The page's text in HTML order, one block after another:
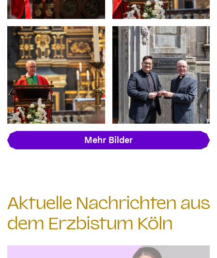
Mehr Bilder
Aktuelle Nachrichten aus
dem Erzbistum Köln